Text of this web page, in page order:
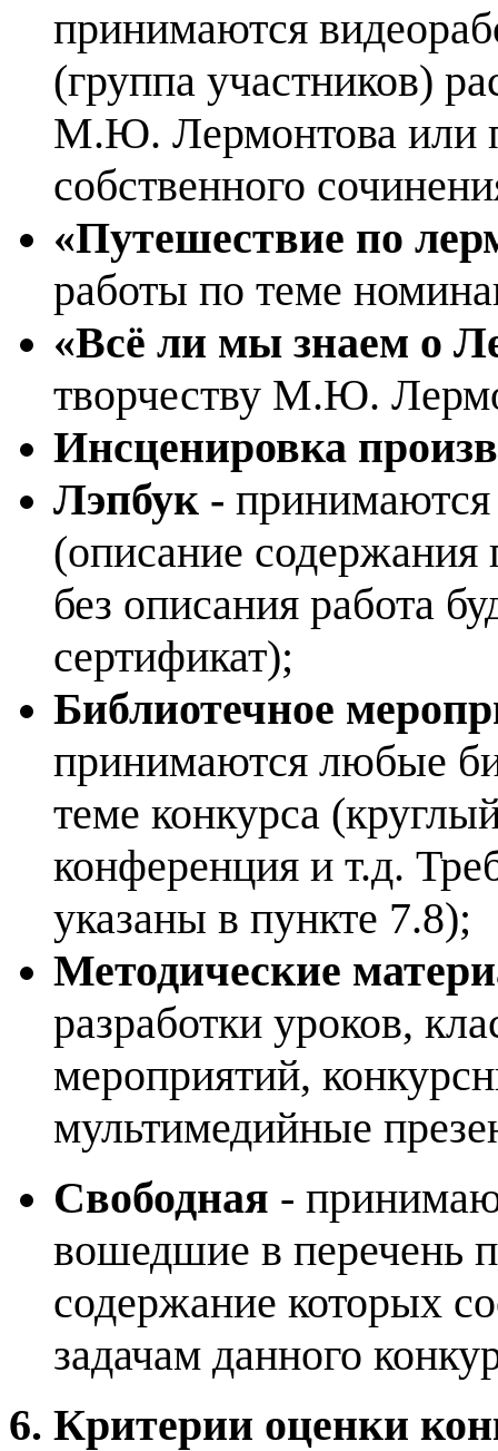
принимаются
(группа участников)
М.Ю. Лермонтова или
собственного
«Путешествие по
работы по теме
«Всё ли мы знаем о
творчеству М.Ю.
Инсценировка
Лэпбук - принимаются
(описание содержания
без описания работа
сертификат);
Библиотечное
принимаются любые
теме конкурса
конференция и т.д.
указаны в пункте 7.8);
Методические
разработки уроков,
мероприятий,
мультимедийные
Свободная -
вошедшие в перечень
содержание которых
задачам данного
6. Критерии оценки